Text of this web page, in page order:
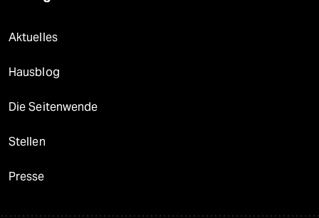
Aktuelles
Hausblog
Die Seitenwende
Stellen
Presse